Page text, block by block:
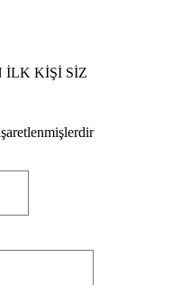
ILK KIŞI SIZ